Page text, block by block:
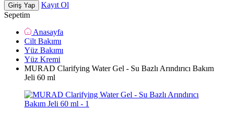
Giriş Yap
Kayıt Ol
Sepetim
Anasayfa
Cilt Bakımı
Yüz Bakımı
Yüz Kremi
MURAD Clarifying Water Gel - Su Bazlı Arındırıcı Bakım
Jeli 60 ml